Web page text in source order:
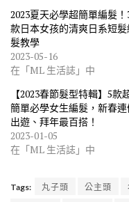
2023夏天必學超簡單編髮！
款日本女孩的清爽日系短髮
髮教學
2023-05-16
在「ML 生活誌」中
【2023春節髮型特輯】5款
簡單必學女生編髮，新春連
出遊、拜年最百搭！
2023-01-05
在「ML 生活誌」中
Tags: 丸子頭 公主頭